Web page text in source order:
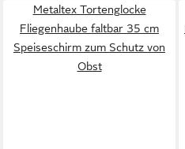
Metaltex Tortenglocke
Fliegenhaube faltbar 35 cm
Speiseschirm zum Schutz von
Obst